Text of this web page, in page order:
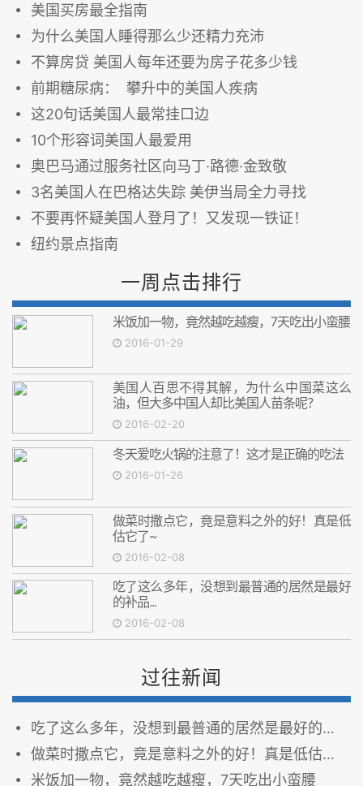
美国买房最全指南
为什么美国人睡得那么少还精力充沛
不算房贷 美国人每年还要为房子花多少钱
前期糖尿病： 攀升中的美国人疾病
这20句话美国人最常挂口边
10个形容词美国人最爱用
奥巴马通过服务社区向马丁·路德·金致敬
3名美国人在巴格达失踪 美伊当局全力寻找
不要再怀疑美国人登月了！又发现一铁证！
纽约景点指南
一周点击排行
米饭加一物，竟然越吃越瘦，7天吃出小蛮腰
2016-01-29
美国人百思不得其解，为什么中国菜这么
油，但大多中国人却比美国人苗条呢？
2016-02-20
冬天爱吃火锅的注意了！这才是正确的吃法
2016-01-26
做菜时撒点它，竟是意料之外的好！真是低
估它了~
2016-02-08
吃了这么多年，没想到最普通的居然是最好
的补品...
2016-02-08
过往新闻
吃了这么多年，没想到最普通的居然是最好的补品...
做菜时撒点它，竟是意料之外的好！真是低估它了~
米饭加一物，竟然越吃越瘦，7天吃出小蛮腰